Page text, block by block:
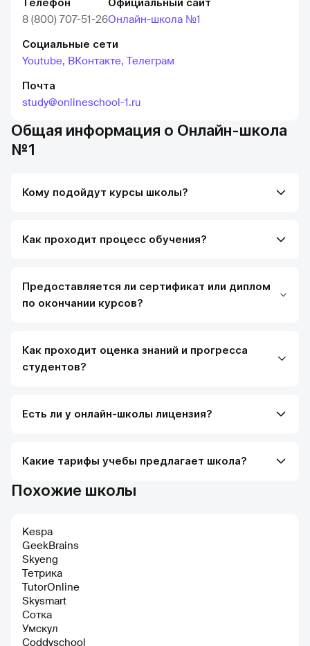
8 (800) 707-51-26Онлайн-школа №1
Социальные сети
Youtube, ВКонтакте, Телеграм
Почта
study@onlineschool-1.ru
Общая информация о Онлайн-школа
№1
Кому подойдут курсы школы?
Как проходит процесс обучения?
Предоставляется ли сертификат или диплом
по окончании курсов?
Как проходит оценка знаний и прогресса
студентов?
Есть ли у онлайн-школы лицензия?
Какие тарифы учебы предлагает школа?
Похожие школы
Kespa
GeekBrains
Skyeng
Тетрика
TutorOnline
Skysmart
Сотка
Умскул
Coddyschool